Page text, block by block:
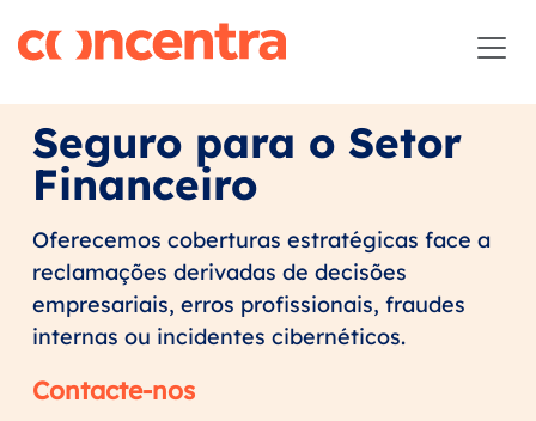
Seguro para o Setor
Financeiro
Oferecemos coberturas estratégicas face a
reclamações derivadas de decisões
empresariais, erros profissionais, fraudes
internas ou incidentes cibernéticos.
Contacte-nos